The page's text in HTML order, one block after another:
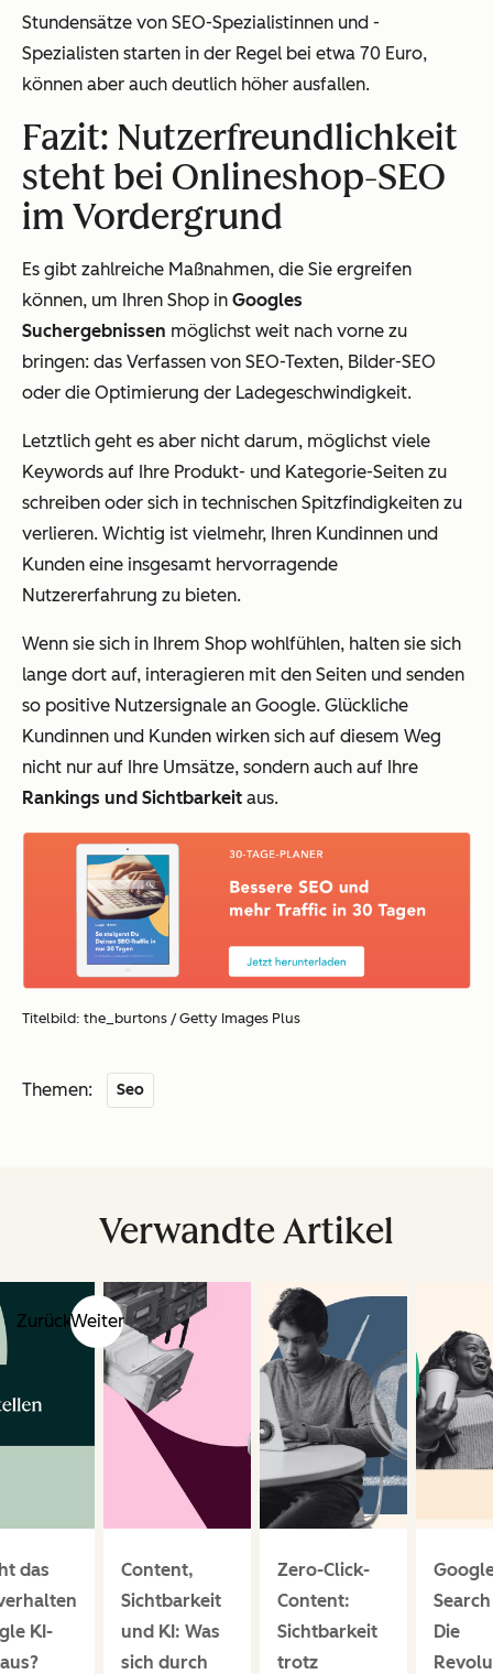
Stundensätze von SEO-Spezialistinnen und -
Spezialisten starten in der Regel bei etwa 70 Euro,
können aber auch deutlich höher ausfallen.
Fazit: Nutzerfreundlichkeit
steht bei Onlineshop-SEO
im Vordergrund
Es gibt zahlreiche Maßnahmen, die Sie ergreifen
können, um Ihren Shop in Googles
Suchergebnissen möglichst weit nach vorne zu
bringen: das Verfassen von SEO-Texten, Bilder-SEO
oder die Optimierung der Ladegeschwindigkeit.
Letztlich geht es aber nicht darum, möglichst viele
Keywords auf Ihre Produkt- und Kategorie-Seiten zu
schreiben oder sich in technischen Spitzfindigkeiten zu
verlieren. Wichtig ist vielmehr, Ihren Kundinnen und
Kunden eine insgesamt hervorragende
Nutzererfahrung zu bieten.
Wenn sie sich in Ihrem Shop wohlfühlen, halten sie sich
lange dort auf, interagieren mit den Seiten und senden
so positive Nutzersignale an Google. Glückliche
Kundinnen und Kunden wirken sich auf diesem Weg
nicht nur auf Ihre Umsätze, sondern auch auf Ihre
Rankings und Sichtbarkeit aus.
Titelbild: the_burtons / Getty Images Plus
Themen: Seo
Verwandte Artikel
ZurückWeiter
das
KI-
Content,
Sichtbarkeit
und KI: Was
sich durch
Zero-Click-
Content:
Sichtbarkeit
trotz
Die